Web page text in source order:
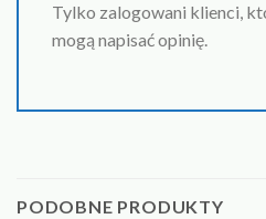
Tylko zalogowani klienci,
mogą napisać opinię.
PODOBNE PRODUKTY